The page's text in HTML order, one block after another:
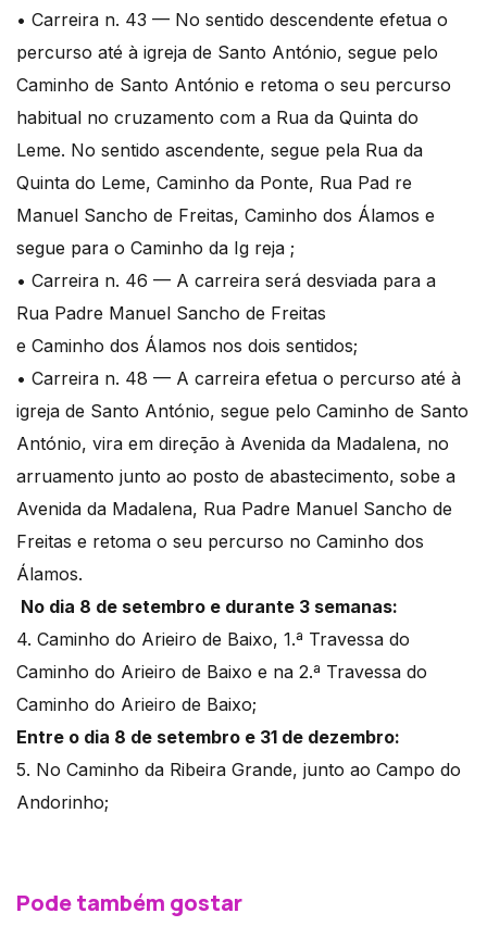
• Carreira n. 43 — No sentido descendente efetua o
percurso até à igreja de Santo António, segue pelo
Caminho de Santo António e retoma o seu percurso
habitual no cruzamento com a Rua da Quinta do
Leme. No sentido ascendente, segue pela Rua da
Quinta do Leme, Caminho da Ponte, Rua Pad re
Manuel Sancho de Freitas, Caminho dos Álamos e
segue para o Caminho da Ig reja ;
• Carreira n. 46 — A carreira será desviada para a
Rua Padre Manuel Sancho de Freitas
e Caminho dos Álamos nos dois sentidos;
• Carreira n. 48 — A carreira efetua o percurso até à
igreja de Santo António, segue pelo Caminho de Santo
António, vira em direção à Avenida da Madalena, no
arruamento junto ao posto de abastecimento, sobe a
Avenida da Madalena, Rua Padre Manuel Sancho de
Freitas e retoma o seu percurso no Caminho dos
Álamos.
No dia 8 de setembro e durante 3 semanas:
4. Caminho do Arieiro de Baixo, 1.ª Travessa do
Caminho do Arieiro de Baixo e na 2.ª Travessa do
Caminho do Arieiro de Baixo;
Entre o dia 8 de setembro e 31 de dezembro:
5. No Caminho da Ribeira Grande, junto ao Campo do
Andorinho;
Pode também gostar